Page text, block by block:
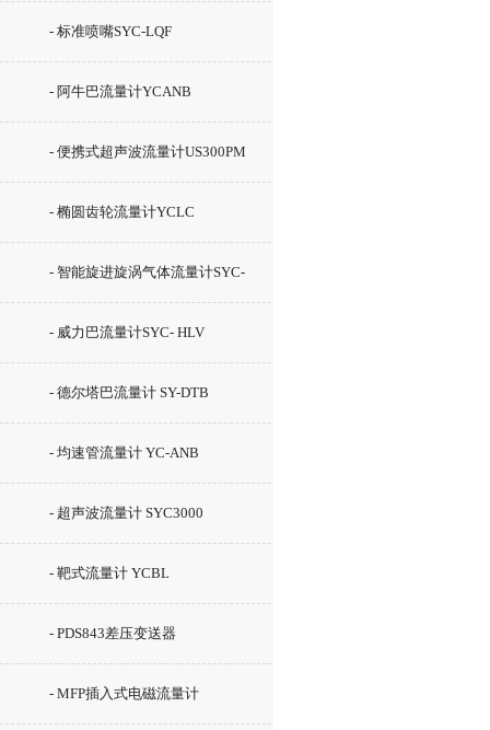
- 标准喷嘴SYC-LQF
- 阿牛巴流量计YCANB
- 便携式超声波流量计US300PM
- 椭圆齿轮流量计YCLC
- 智能旋进旋涡气体流量计SYC-
LUX
- 威力巴流量计SYC- HLV
- 德尔塔巴流量计 SY-DTB
- 均速管流量计 YC-ANB
- 超声波流量计 SYC3000
- 靶式流量计 YCBL
- PDS843差压变送器
- MFP插入式电磁流量计